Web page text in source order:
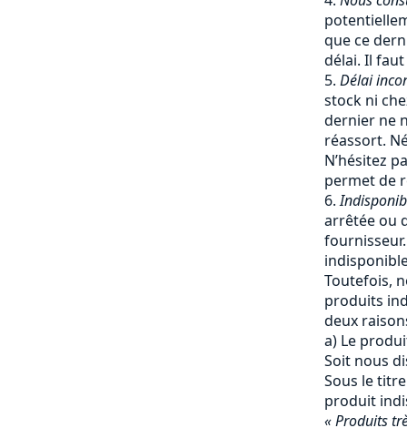
que ce
délai. Il
Délai
stock ni
dernier ne
réassort.
N’hésitez
permet de
arrêtée ou
Toutefois,
produits
deux
a) Le
Soit nous
Sous le
produit
« Produits